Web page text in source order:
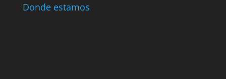
Donde estamos